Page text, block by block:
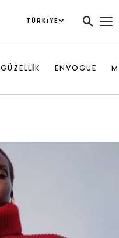
TÜRKIYE
GÜZELLİK ENVOGUE